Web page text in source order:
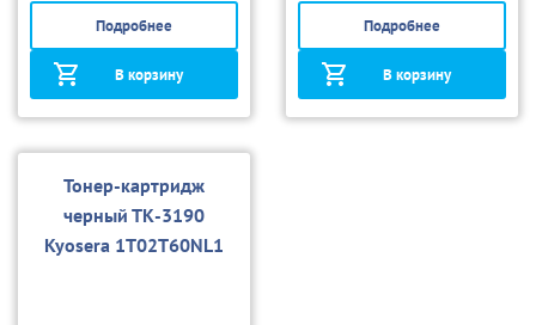
Подробнее
В корзину
Подробнее
В корзину
Тонер-картридж
черный ТК-3190
Kyosera 1T02T60NL1